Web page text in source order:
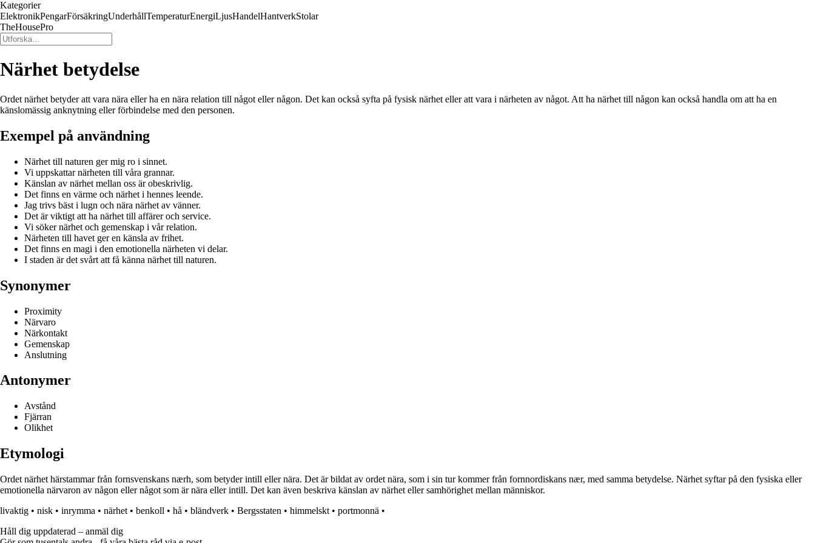
Kategorier
ElektronikPengarFörsäkringUnderhållTemperaturEnergiLjusHandelHantverkStolar
TheHousePro
Närhet betydelse
Ordet närhet betyder att vara nära eller ha en nära relation till något eller någon. Det kan också syfta på fysisk närhet eller att vara i närheten av något. Att ha närhet till någon kan också handla om att ha en
känslomässig anknytning eller förbindelse med den personen.
Exempel på användning
Närhet till naturen ger mig ro i sinnet.
Vi uppskattar närheten till våra grannar.
Känslan av närhet mellan oss är obeskrivlig.
Det finns en värme och närhet i hennes leende.
Jag trivs bäst i lugn och nära närhet av vänner.
Det är viktigt att ha närhet till affärer och service.
Vi söker närhet och gemenskap i vår relation.
Närheten till havet ger en känsla av frihet.
Det finns en magi i den emotionella närheten vi delar.
I staden är det svårt att få känna närhet till naturen.
Synonymer
Proximity
Närvaro
Närkontakt
Gemenskap
Anslutning
Antonymer
Avstånd
Fjärran
Olikhet
Etymologi
Ordet närhet härstammar från fornsvenskans nærh, som betyder intill eller nära. Det är bildat av ordet nära, som i sin tur kommer från fornnordiskans nær, med samma betydelse. Närhet syftar på den fysiska eller
emotionella närvaron av någon eller något som är nära eller intill. Det kan även beskriva känslan av närhet eller samhörighet mellan människor.
livaktig • nisk • inrymma • närhet • benkoll • hå • bländverk • Bergsstaten • himmelskt • portmonnä •
Håll dig uppdaterad – anmäl dig